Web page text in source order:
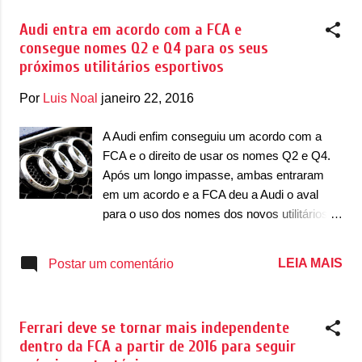
Volkswagen abocanhasse o suficiente para
ter certo nível de controle e influência sobre
as decisões da Tesla. "Musk não gostou do
acordo porque acreditava que ele daria à
afirma uma fonte. Além disso, o CEO ficou
desconfiado do interesse da Volkswagen,
acreditando que a marca queria pegar carona
na tecnologia desenvolvida pela marca.
Embora a Volkswagen não confirme a
processo de eletrificação da marca europeia
Audi entra em acordo com a FCA e
consegue nomes Q2 e Q4 para os seus
próximos utilitários esportivos
Por Luis Noal janeiro 22, 2016
A Audi enfim conseguiu um acordo com a
FCA e o direito de usar os nomes Q2 e Q4.
Após um longo impasse, ambas entraram
em um acordo e a FCA deu a Audi o aval
para o uso dos nomes dos novos utilitários
a marca e o grupo FCA finalmente chegaram
a Audi pode ter liberado dois nomes
registrados pela marca alemã para a FCA
Postar um comentário LEIA MAIS
Ferrari deve se tornar mais independente
dentro da FCA a partir de 2016 para seguir